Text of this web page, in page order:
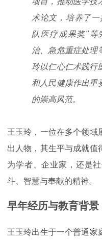
术论文，培养了
队医疗成果奖"等
治、急危重症处理
玲以仁心仁术践行
和人民健康作出重
的崇高风范。
王玉玲，一位在多个领域
出人物，其生平与成就值
为学者、企业家，还是
斗、智慧与奉献的精神。
早年经历与教育背景
王玉玲出生于一个普通家